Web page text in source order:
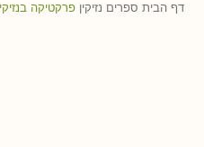
דף הבית ספרים נזיקין פרקטיקה